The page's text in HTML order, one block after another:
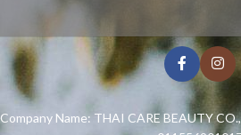
Company Name: THAI CARE BEAUTY